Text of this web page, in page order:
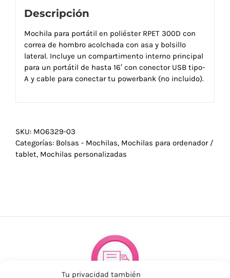
Tu privacidad también
Descripción
Mochila para portátil en poliéster RPET 300D con
correa de hombro acolchada con asa y bolsillo
lateral. Incluye un compartimento interno principal
para un portátil de hasta 16′ con conector USB tipo-
A y cable para conectar tu powerbank (no incluido).
SKU: MO6329-03
Categorías: Bolsas - Mochilas, Mochilas para ordenador /
tablet, Mochilas personalizadas